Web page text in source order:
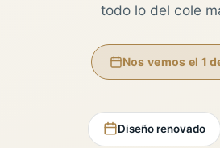
todo lo del cole
Nos vemos el 1
Diseño renovado